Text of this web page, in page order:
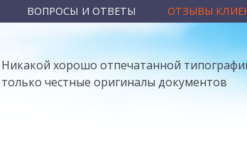
ВОПРОСЫ И ОТВЕТЫ ОТЗЫВЫ
Никакой хорошо отпечатанной
только честные оригиналы документов